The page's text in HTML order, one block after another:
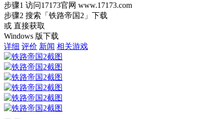
步骤1 访问17173官网 www.17173.com
步骤2 搜索 「铁路帝国2」 下载
或 直接获取
Windows 版下载
详细 评价 新闻 相关游戏